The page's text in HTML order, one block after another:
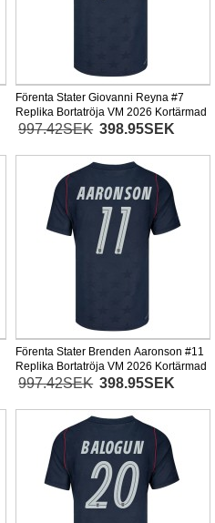
Förenta Stater Giovanni Reyna #7
Replika Bortatröja VM 2026 Kortärmad
997.42SEK 398.95SEK
Förenta Stater Brenden Aaronson #11
Replika Bortatröja VM 2026 Kortärmad
997.42SEK 398.95SEK